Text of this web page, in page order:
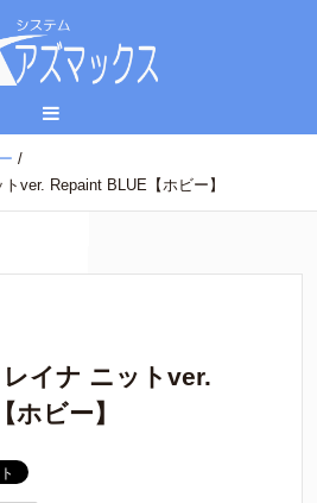
/
ver. Repaint BLUE【ホビー】
レイナ ニットver.
ビー】